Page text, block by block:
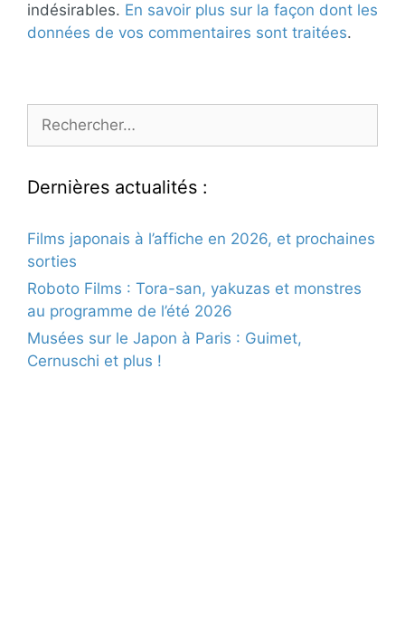
indésirables. En savoir plus sur la façon dont les
données de vos commentaires sont traitées.
Dernières actualités :
Films japonais à l’affiche en 2026, et prochaines
sorties
Roboto Films : Tora-san, yakuzas et monstres
au programme de l’été 2026
Musées sur le Japon à Paris : Guimet,
Cernuschi et plus !